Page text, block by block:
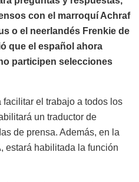
con el marroquí Achraf
o el neerlandés Frenkie de
que el español ahora
participen selecciones
facilitar el trabajo a todos los
un traductor de
de prensa. Además, en la
estará habilitada la función